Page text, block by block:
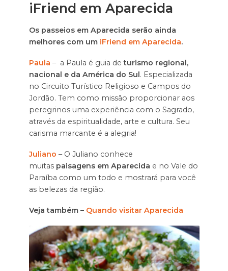
iFriend em Aparecida
Os passeios em Aparecida serão ainda
melhores com um iFriend em Aparecida.
Paula – a Paula é guia deturismo regional,
nacional e da América do Sul . Especializada
no Circuito Turístico Religioso e Campos do
Jordão. Tem como missão proporcionar aos
peregrinos uma experiência com o Sagrado,
através da espiritualidade, arte e cultura. Seu
carisma marcante é a alegria!
Juliano – O Juliano conhece
muitas paisagens em Aparecida e no Vale do
Paraíba como um todo e mostrará para você
as belezas da região.
Veja também – Quando visitar Aparecida